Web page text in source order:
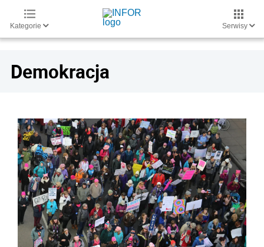
Kategorie Serwisy
Demokracja